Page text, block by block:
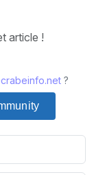
article !
?